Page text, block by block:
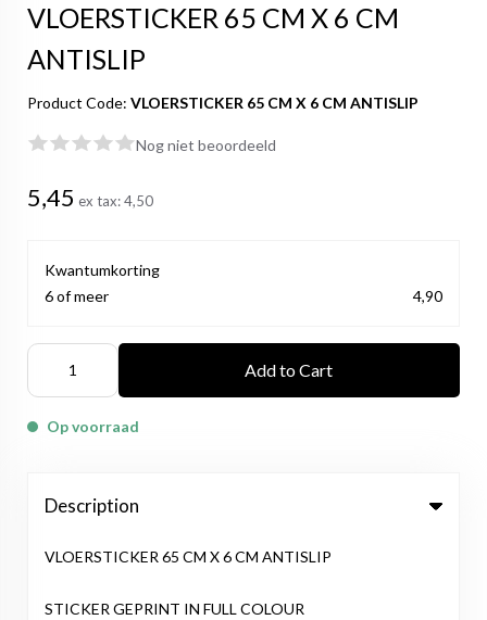
VLOERSTICKER 65 CM X 6 CM
ANTISLIP
Product Code: VLOERSTICKER 65 CM X 6 CM ANTISLIP
Nog niet beoordeeld
5,45 ex tax:4,50
Kwantumkorting
6 of meer
4,90
Add to Cart
Op voorraad
Description
VLOERSTICKER 65 CM X 6 CM ANTISLIP
STICKER GEPRINT IN FULL COLOUR